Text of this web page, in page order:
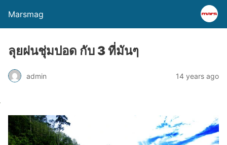
Marsmag
ลุยฝนชุ่มปอด กับ 3 ที่มันๆ
admin 14 years ago